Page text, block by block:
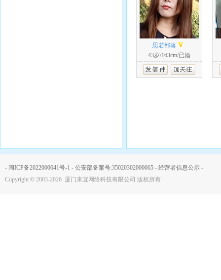
思若部落
43岁/163cm/已婚
- 闽ICP备2022000641号-1 - 公安部备案号:35020302000065 - 经营者信息公示 -
Copyright © 2003-2026 厦门来宜网络科技有限公司 版权所有